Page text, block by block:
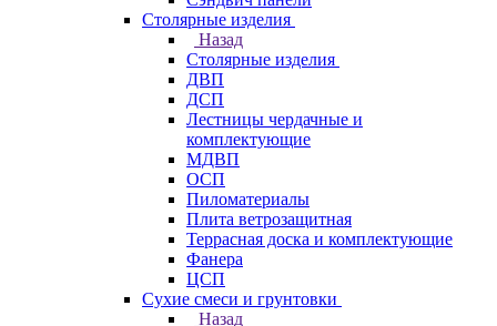
Столярные изделия
Назад
Столярные изделия
ДВП
ДСП
Лестницы чердачные и
комплектующие
МДВП
ОСП
Пиломатериалы
Плита ветрозащитная
Террасная доска и комплектующие
Фанера
ЦСП
Сухие смеси и грунтовки
Назад